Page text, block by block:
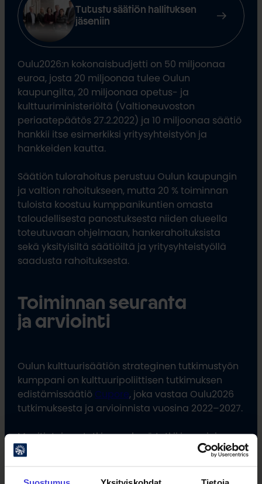
Tutustu säätiön hallituksen
jäseniin
Oulu2026:n kokonaisbudjetti on 50 miljoonaa
euroa, josta 20 miljoonaa tulee Oulun
kaupungilta, 20 miljoonaa opetus- ja
kulttuuriministeriöltä (Valtioneuvoston
periaatepäätös 27.2.2022) ja 10 miljoonaa säätiö
hankkii itse esimerkiksi yritysyhteistyön ja
hankkeiden kautta.
Säätiön tulorahoitus perustuu Oulun kaupungin
ja valtion rahoitukseen, mutta 20 % toiminnan
tuloista koostuu kumppanikuntien omasta
taloudellisesta panostuksesta niiden alueella
toteutuvaan ohjelmaan, hankerahoituksista
sekä yksityisiltä säätiöiltä ja yritysyhteistyöllä
saadusta rahoituksesta.
Toiminnan seuranta
ja arviointi
Oulun kulttuurisäätiön strateginen tutkimustyön
kumppani on kulttuuripoliittisen tutkimuksen
edistämissäätiö Cupore , joka vastaa Oulu2026
tutkimuksesta ja arvioinnista vuosina 2022–2027.
Monitieteinen tutkimusryhmä tutkii ja arvioi
Oulu2026-kulttuurivuotta ja sen pitkäaikaisia
ovat avoimia kaikille, ja niitä jaetaan aktiivisesti